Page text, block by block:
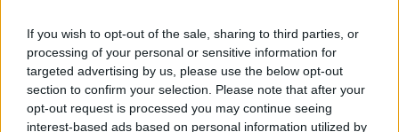
If you wish to opt-out of the sale, sharing to third parties, or
processing of your personal or sensitive information for
targeted advertising by us, please use the below opt-out
section to confirm your selection. Please note that after your
opt-out request is processed you may continue seeing
interest-based ads based on personal information utilized by
AD